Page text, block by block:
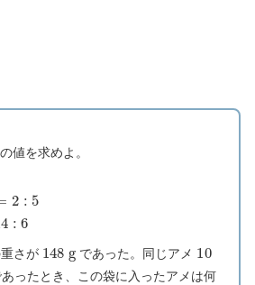
の値を求めよ。
さが 148 であった。同じアメ 10
あったとき、この袋に入ったアメは何